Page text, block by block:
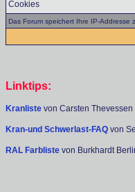
Cookies
Das Forum speichert Ihre IP-
Linktips:
Kranliste von Carsten Thevessen
Kran-und Schwerlast-FAQ von
RAL Farbliste von Burkhardt